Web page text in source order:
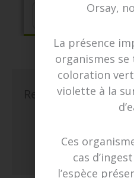
Retrouvez aussi
a -
t
w
Orsay,
La présence
organismes
coloration
violette à la
Ces
cas
l’espèce